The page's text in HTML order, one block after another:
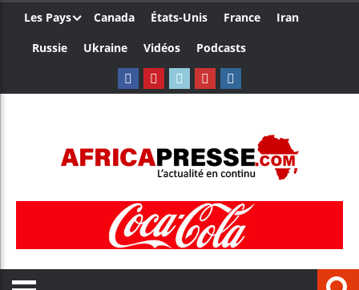
Les Pays Canada États-Unis France
Iran
Russie
Ukraine Vidéos Podcasts